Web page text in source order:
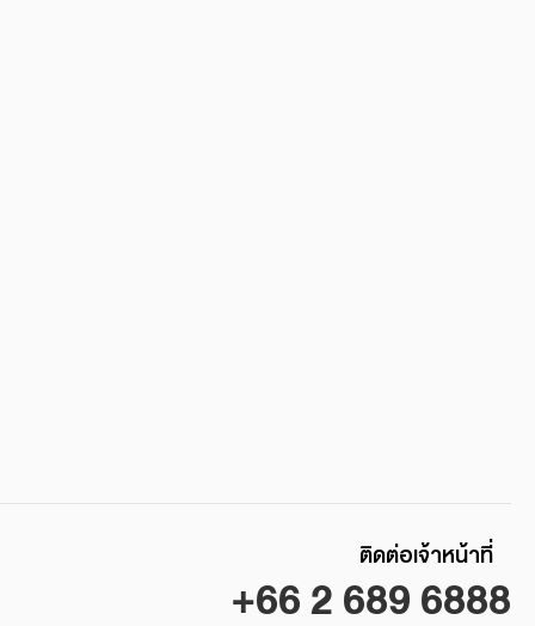
ติดต่อเจ้าหน้าที่
+66 2 689 6888